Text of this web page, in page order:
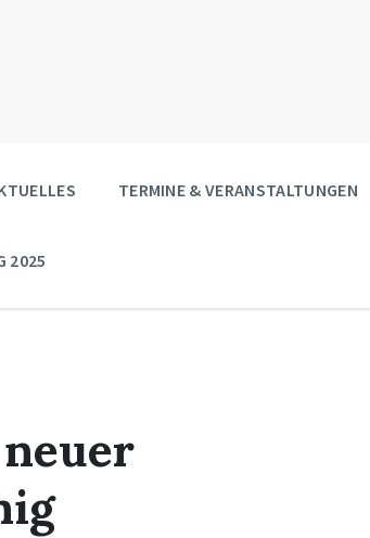
TERMINE & VERANSTALTUNGEN
2025